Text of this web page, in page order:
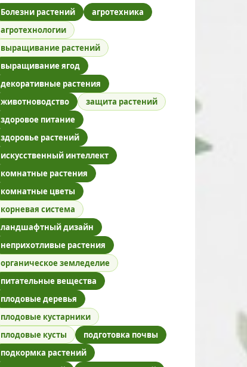
Болезни растений
агротехника
агротехнологии
выращивание растений
выращивание ягод
декоративные растения
животноводство
защита растений
здоровое питание
здоровье растений
искусственный интеллект
комнатные растения
комнатные цветы
корневая система
ландшафтный дизайн
неприхотливые растения
органическое земледелие
питательные вещества
плодовые деревья
плодовые кустарники
плодовые кусты
подготовка почвы
подкормка растений